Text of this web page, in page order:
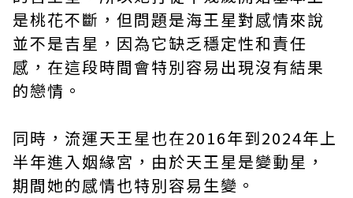
是桃花不斷，但問題是海王星對感情來說
並不是吉星，因為它缺乏穩定性和責任
感，在這段時間會特別容易出現沒有結果
的戀情。
同時，流運天王星也在2016年到2024年上
半年進入姻緣宮，由於天王星是變動星，
期間她的感情也特別容易生變。